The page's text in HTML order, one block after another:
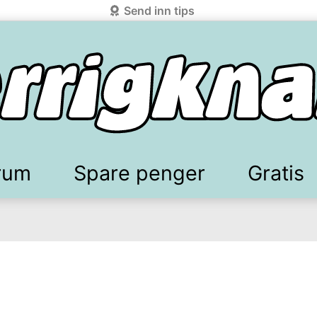
Send inn tips
Spare penger Gratis